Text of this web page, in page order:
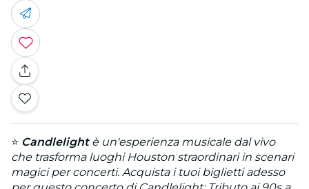
⭐ Candlelightè un'esperienza musicale dal vivo
che trasforma luoghi Houston straordinari in scenari
magici per concerti. Acquista i tuoi biglietti adesso